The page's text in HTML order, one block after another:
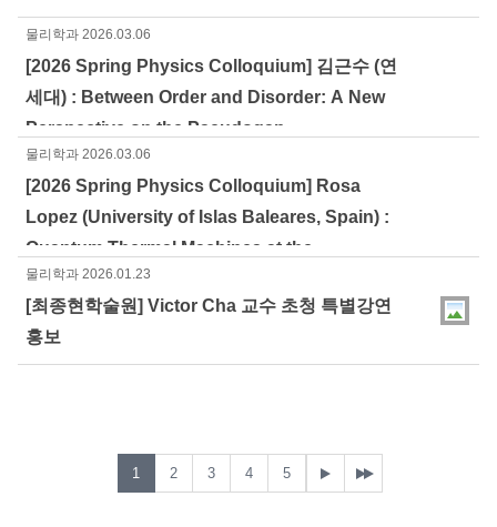
물리학과 2026.03.06
[2026 Spring Physics Colloquium] 김근수 (연
세대) : Between Order and Disorder: A New
Perspective on the Pseudogap
물리학과 2026.03.06
[2026 Spring Physics Colloquium] Rosa
Lopez (University of Islas Baleares, Spain) :
Quantum Thermal Machines at the
Nanoscale: bounds on Precision
물리학과 2026.01.23
[최종현학술원] Victor Cha 교수 초청 특별강연
홍보
1 2 3 4 5